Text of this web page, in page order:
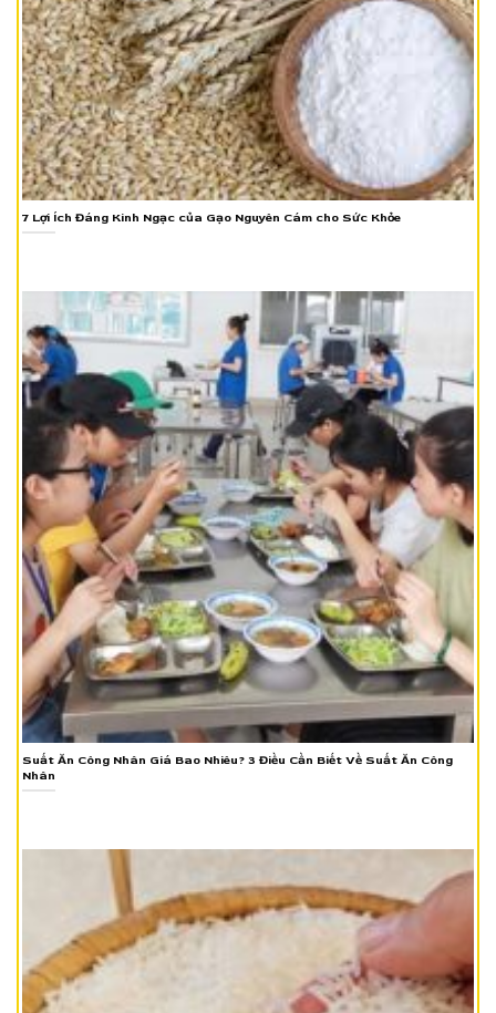
7 Lợi Ích Đáng Kinh Ngạc của Gạo Nguyên Cám cho Sức Khỏe
Suất Ăn Công Nhân Giá Bao Nhiêu? 3 Điều Cần Biết Về Suất Ăn Công
Nhân